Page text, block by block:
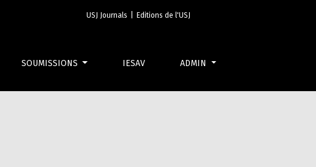
USJ Journals Editions de l'USJ
SOUMISSIONS IESAV ADMIN